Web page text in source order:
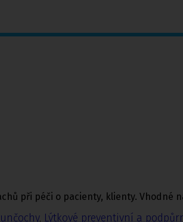
, Lýtkové preventivní a
při péči o pacienty, klienty. Vhodné